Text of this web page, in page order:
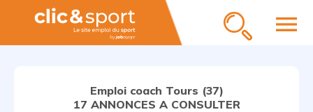
menu
Emploi coach Tours (37)
17 ANNONCES A CONSULTER